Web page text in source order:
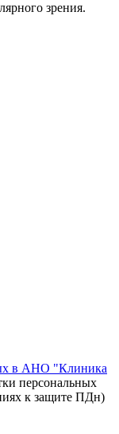
зрения.
в АНО "Клиника
персональных
к защите ПДн)